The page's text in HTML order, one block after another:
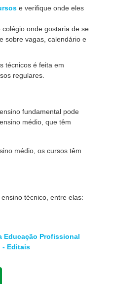
e verifique onde eles
onde gostaria de se
sobre vagas, calendário e
técnicos é feita em
regulares.
fundamental pode
médio, que têm
médio, os cursos têm
técnico, entre elas:
Educação Profissional
- Editais